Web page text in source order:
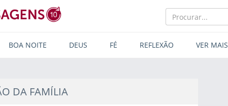
BOA NOITE DEUS FÉ REFLEXÃO VER MAIS
DA FAMÍLIA